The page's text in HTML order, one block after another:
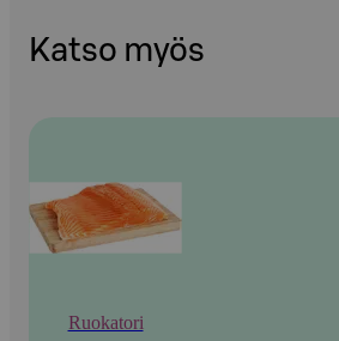
Katso myös
Ruokatori